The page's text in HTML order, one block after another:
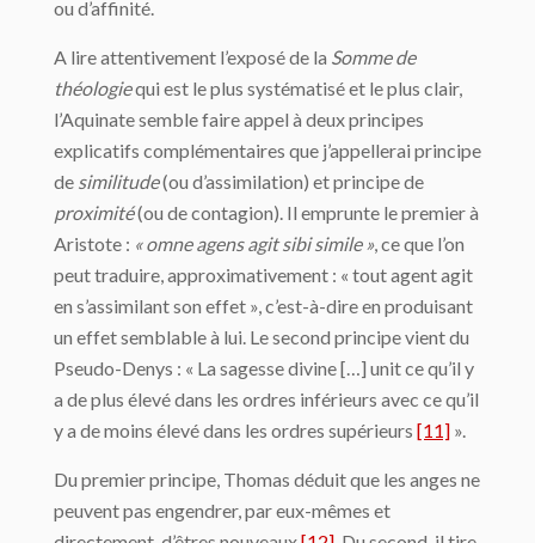
ou d’affinité.
A lire attentivement l’exposé de la Somme de
théologiequi est le plus systématisé et le plus clair,
l’Aquinate semble faire appel à deux principes
explicatifs complémentaires que j’appellerai principe
de similitude(ou d’assimilation) et principe de
proximité(ou de contagion). Il emprunte le premier à
Aristote : « omne agens agit sibi simile », ce que l’on
peut traduire, approximativement : « tout agent agit
en s’assimilant son effet », c’est-à-dire en produisant
un effet semblable à lui. Le second principe vient du
Pseudo-Denys : « La sagesse divine […] unit ce qu’il y
a de plus élevé dans les ordres inférieurs avec ce qu’il
y a de moins élevé dans les ordres supérieurs [11] ».
Du premier principe, Thomas déduit que les anges ne
peuvent pas engendrer, par eux-mêmes et